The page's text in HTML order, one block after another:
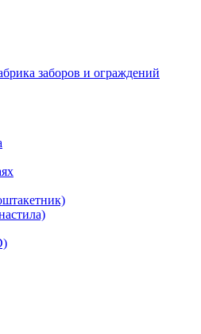
заборов и ограждений